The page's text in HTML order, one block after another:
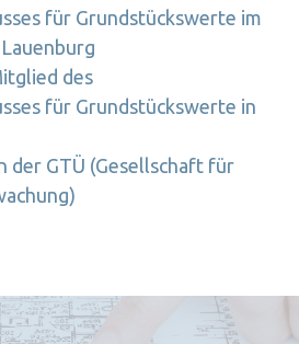
für Grundstückswerte im
des
für Grundstückswerte in
der GTÜ (Gesellschaft für